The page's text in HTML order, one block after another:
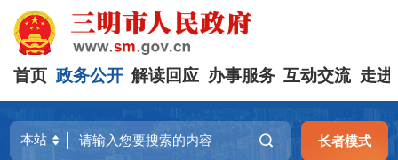
首页 政务公开 解读回应 办事服务 互动交流 走进
长者模式